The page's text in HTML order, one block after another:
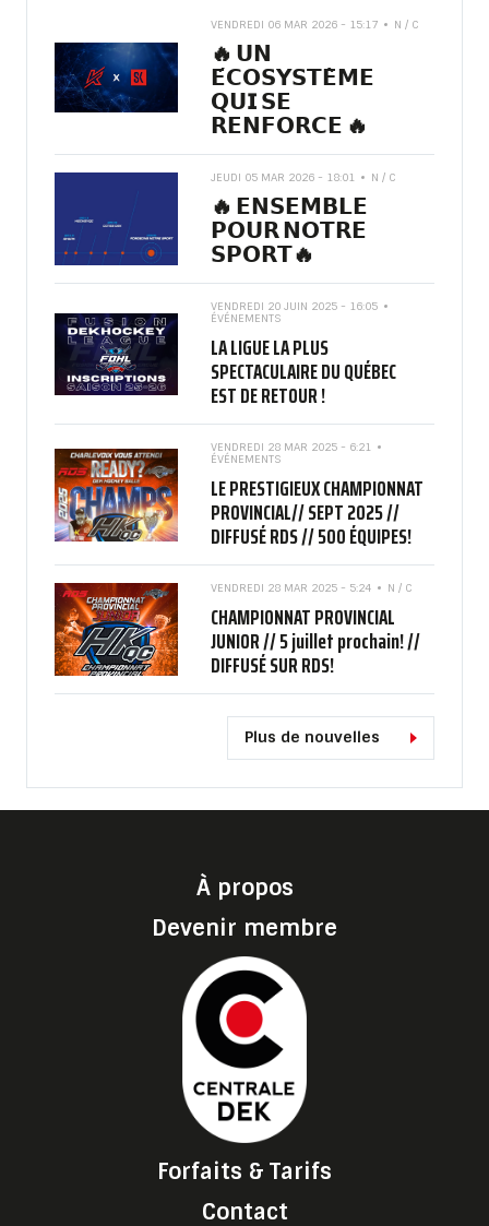
VENDREDI 06 MAR 2026 - 15:17 N / C
🔥 𝗨𝗡
𝗘́𝗖𝗢𝗦𝗬𝗦𝗧𝗘̀𝗠𝗘
𝗤𝗨𝗜 𝗦𝗘
𝗥𝗘𝗡𝗙𝗢𝗥𝗖𝗘 🔥
JEUDI 05 MAR 2026 - 18:01 N / C
🔥 𝗘𝗡𝗦𝗘𝗠𝗕𝗟𝗘
𝗣𝗢𝗨𝗥 𝗡𝗢𝗧𝗥𝗘
𝗦𝗣𝗢𝗥𝗧🔥
VENDREDI 20 JUIN 2025 - 16:05
ÉVÉNEMENTS
LA LIGUE LA PLUS
SPECTACULAIRE DU QUÉBEC
EST DE RETOUR !
VENDREDI 28 MAR 2025 - 6:21
ÉVÉNEMENTS
LE PRESTIGIEUX CHAMPIONNAT
PROVINCIAL// SEPT 2025 //
DIFFUSÉ RDS // 500 ÉQUIPES!
VENDREDI 28 MAR 2025 - 5:24 N / C
CHAMPIONNAT PROVINCIAL
JUNIOR // 5 juillet prochain! //
DIFFUSÉ SUR RDS!
Plus de nouvelles
À propos
Devenir membre
Forfaits & Tarifs
Contact